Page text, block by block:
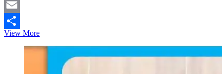
Mastodon
Email
Share
View Moreআরবিতে
অভাবে
মধ্যপ্রাচ্যে
ভোগান্তিতে